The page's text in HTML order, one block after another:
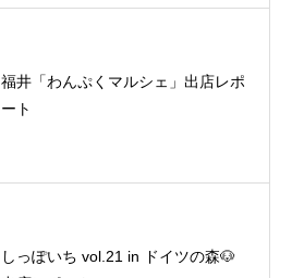
福井「わんぷくマルシェ」出店レポ
ート
しっぽいち vol.21 in ドイツの森🐶